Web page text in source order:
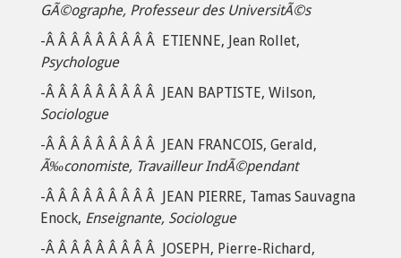
GÃ©ographe, Professeur des UniversitÃ©s
-Â Â Â Â Â Â Â Â Â ETIENNE, Jean Rollet,
Psychologue
-Â Â Â Â Â Â Â Â Â JEAN BAPTISTE, Wilson,
Sociologue
-Â Â Â Â Â Â Â Â Â JEAN FRANCOIS, Gerald,
Ã‰conomiste, Travailleur IndÃ©pendant
-Â Â Â Â Â Â Â Â Â JEAN PIERRE, Tamas Sauvagna
Enock, Enseignante, Sociologue
-Â Â Â Â Â Â Â Â Â JOSEPH, Pierre-Richard,